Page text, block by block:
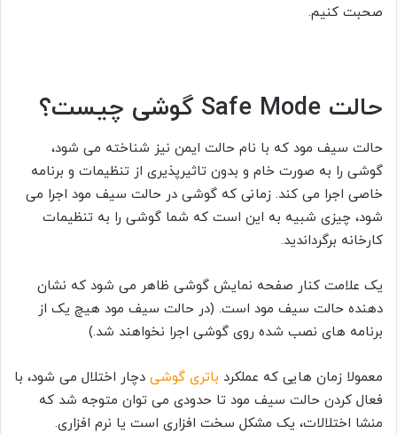
صحبت کنیم.
حالت Safe Mode گوشی چیست؟
حالت سیف مود که با نام حالت ایمن نیز شناخته می شود،
گوشی را به صورت خام و بدون تاثیرپذیری از تنظیمات و برنامه
خاصی اجرا می کند. زمانی که گوشی در حالت سیف مود اجرا می
شود، چیزی شبیه به این است که شما گوشی را به تنظیمات
کارخانه برگرداندید.
یک علامت کنار صفحه نمایش گوشی ظاهر می شود که نشان
دهنده حالت سیف مود است. (در حالت سیف مود هیچ یک از
برنامه های نصب شده روی گوشی اجرا نخواهند شد.)
معمولا زمان هایی که عملکرد باتری گوشی دچار اختلال می شود، با
فعال کردن حالت سیف مود تا حدودی می توان متوجه شد که
منشا اختلالات، یک مشکل سخت افزاری است یا نرم افزاری.